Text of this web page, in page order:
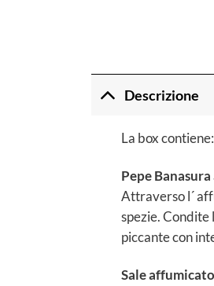
Descrizione
La box contiene:
Pepe
Attraverso l´
spezie. Condite
piccante con
Sale